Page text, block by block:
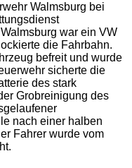
Walmsburg bei
war ein VW
die Fahrbahn.
befreit und wurde
sicherte die
des stark
Grobreinigung des
nach einer halben
Fahrer wurde vom